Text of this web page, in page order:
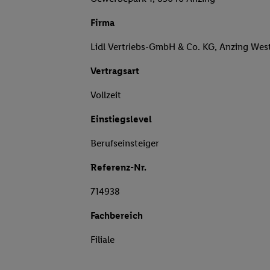
Firma
Lidl Vertriebs-GmbH & Co. KG, Anzing
Vertragsart
Vollzeit
Einstiegslevel
Berufseinsteiger
Referenz-Nr.
714938
Fachbereich
Filiale